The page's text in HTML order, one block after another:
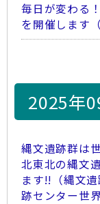
毎日が変わる
を開催します
2025年
縄文遺跡群は
北東北の縄文
ます!!（縄文
跡センター世